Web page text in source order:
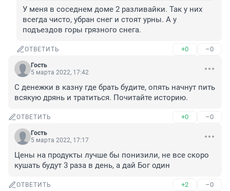
У меня в соседнем доме 2 разливайки. Так у них
всегда чисто, убран снег и стоят урны. А у
подъездов горы грязного снега.
ОТВЕТИТЬ +0 –0
Гость
5 марта 2022, 17:42
С денежки в казну где брать будите, опять начнут пить
всякую дрянь и тратиться. Почитайте историю.
ОТВЕТИТЬ +0 –0
Гость
5 марта 2022, 17:17
Цены на продукты лучше бы понизили, не все скоро
кушать будут 3 раза в день, а дай Бог один
ОТВЕТИТЬ +2 –0